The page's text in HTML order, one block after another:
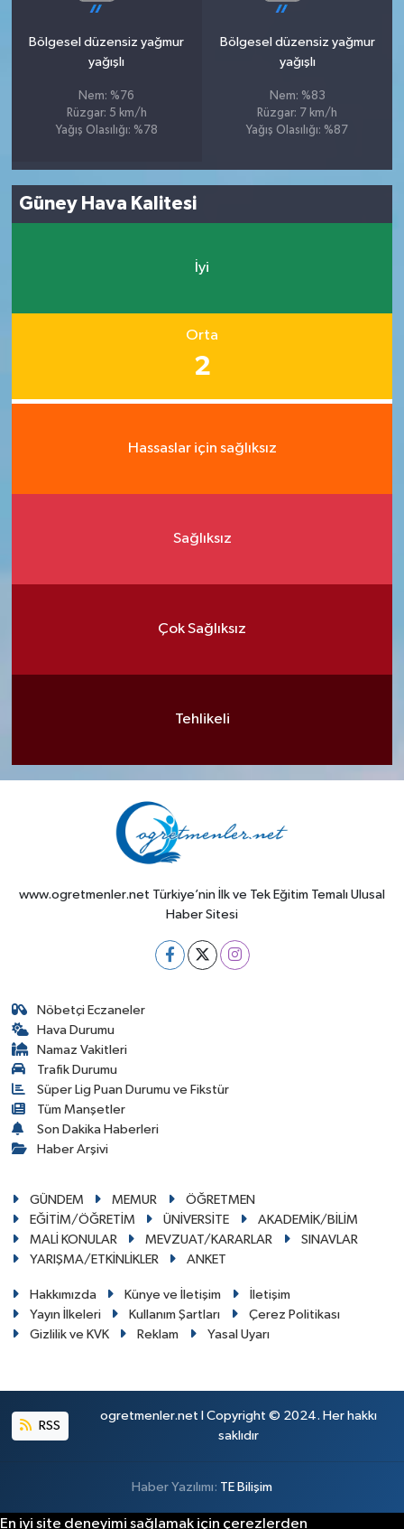
Bölgesel düzensiz yağmur
yağışlı
Nem: %76
Rüzgar: 5 km/h
Yağış Olasılığı: %78
Bölgesel düzensiz yağmur
yağışlı
Nem: %83
Rüzgar: 7 km/h
Yağış Olasılığı: %87
Güney Hava Kalitesi
İyi
Orta
2
Hassaslar için sağlıksız
Sağlıksız
Çok Sağlıksız
Tehlikeli
www.ogretmenler.net Türkiye’nin İlk ve Tek Eğitim Temalı Ulusal
Haber Sitesi
Nöbetçi Eczaneler
Hava Durumu
Namaz Vakitleri
Trafik Durumu
Süper Lig Puan Durumu ve Fikstür
Tüm Manşetler
Son Dakika Haberleri
Haber Arşivi
GÜNDEM MEMUR
ÖĞRETMEN
EĞİTİM/ÖĞRETİM
ÜNİVERSİTE
AKADEMİK/BİLİM
MALİ KONULAR
MEVZUAT/KARARLAR
SINAVLAR
YARIŞMA/ETKİNLİKLER
ANKET
Hakkımızda Künye ve İletişim
İletişim
Yayın İlkeleri
Kullanım Şartları
Çerez Politikası
Gizlilik ve KVK
Reklam Yasal Uyarı
RSS
ogretmenler.net I Copyright © 2024. Her hakkı
saklıdır
Haber Yazılımı: TE Bilişim
En iyi site deneyimi sağlamak için çerezlerden